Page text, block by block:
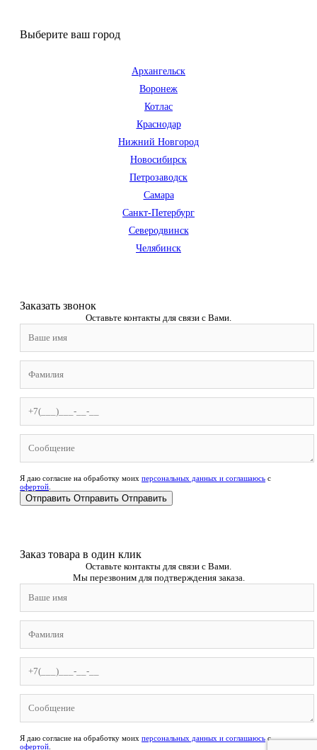
Выберите ваш город
Архангельск
Воронеж
Котлас
Краснодар
Нижний Новгород
Новосибирск
Петрозаводск
Самара
Санкт-Петербург
Северодвинск
Челябинск
Заказать звонoк
Оставьте контакты для связи с Вами.
Я даю согласие на обработку моих персональных данных и соглашаюсь с
офертой.
Отправить Отправить Отправить
Заказ товара в один клик
Оставьте контакты для связи с Вами.
Мы перезвоним для подтверждения заказа.
Я даю согласие на обработку моих персональных данных и соглашаюсьс
офертой.